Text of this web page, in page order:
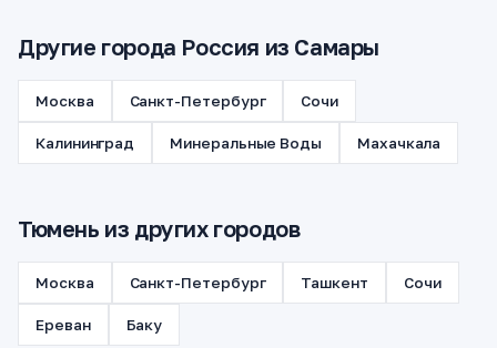
Другие города Россия из Самары
Москва Санкт-Петербург Сочи
Калининград Минеральные Воды Махачкала
Тюмень из других городов
Москва Санкт-Петербург Ташкент Сочи
Ереван Баку